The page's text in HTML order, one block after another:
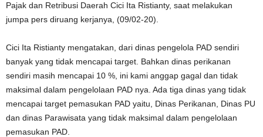
Pajak dan Retribusi Daerah Cici Ita Ristianty, saat melakukan
jumpa pers diruang kerjanya, (09/02-20).
Cici Ita Ristianty mengatakan, dari dinas pengelola PAD sendiri
banyak yang tidak mencapai target. Bahkan dinas perikanan
sendiri masih mencapai 10 %, ini kami anggap gagal dan tidak
maksimal dalam pengelolaan PAD nya. Ada tiga dinas yang tidak
mencapai target pemasukan PAD yaitu, Dinas Perikanan, Dinas PU
dan dinas Parawisata yang tidak maksimal dalam pengelolaan
pemasukan PAD.